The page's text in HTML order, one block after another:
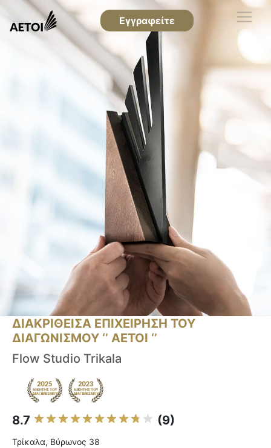
Εγγραφείτε
ΔΙΑΚΡΙΘΕΙΣΑ ΕΠΙΧΕΙΡΗΣΗ ΤΟΥ
ΔΙΑΓΩΝΙΣΜΟΥ ‘’ ΑΕΤΟΙ ‘’
Flow Studio Trikala
8.7 (9)
Τρίκαλα, Βύρωνος 38